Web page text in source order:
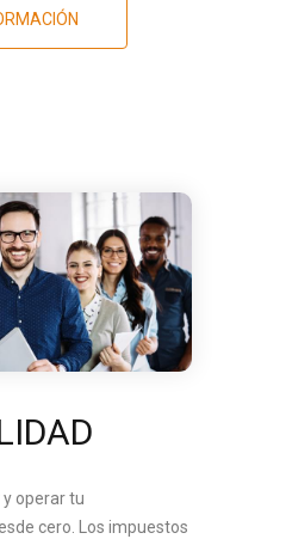
operar tu
cero. Los impuestos